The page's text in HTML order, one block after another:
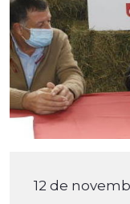
12 de